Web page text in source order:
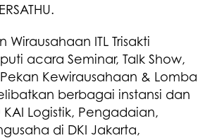
ITL Trisakti
acara Seminar, Talk Show,
Kewirausahaan & Lomba
berbagai instansi dan
Logistik, Pengadaian,
di DKI Jakarta,